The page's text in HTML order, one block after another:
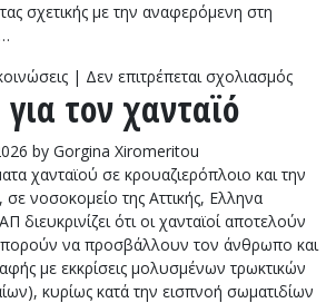
σχετικής με την αναφερόμενη στη
| Δεν επιτρέπεται σχολιασμόςστο
από
τον
Όροι
και
τον χανταϊό
by Gorgina Xiromeritou
χανταϊού σε κρουαζιερόπλοιο και την
σε νοσοκομείο της Αττικής, Ελληνα
διευκρινίζει ότι οι χανταϊοί αποτελούν
να προσβάλλουν τον άνθρωπο και
με εκκρίσεις μολυσμένων τρωκτικών
κυρίως κατά την εισπνοή σωματιδίων